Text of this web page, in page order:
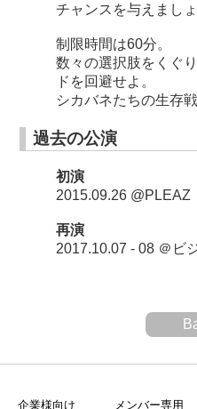
チャンスを与えましょ
制限時間は60分。
数々の選択肢をくぐ
ドを回避せよ。
シカバネたちの生存
過去の公演
初演
2015.09.26 @PLEAZ
再演
2017.10.07 - 08 ＠ビ
企業様向け メンバー専用